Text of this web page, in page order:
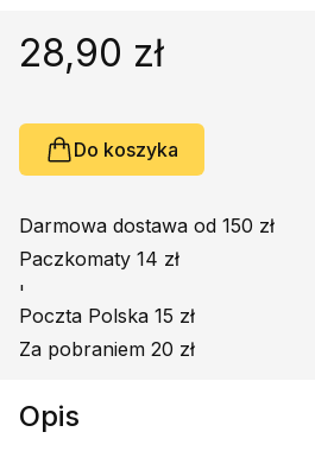
28,90 zł
Do koszyka
Darmowa dostawa od 150 zł
Paczkomaty 14 zł
'
Poczta Polska 15 zł
Za pobraniem 20 zł
Opis